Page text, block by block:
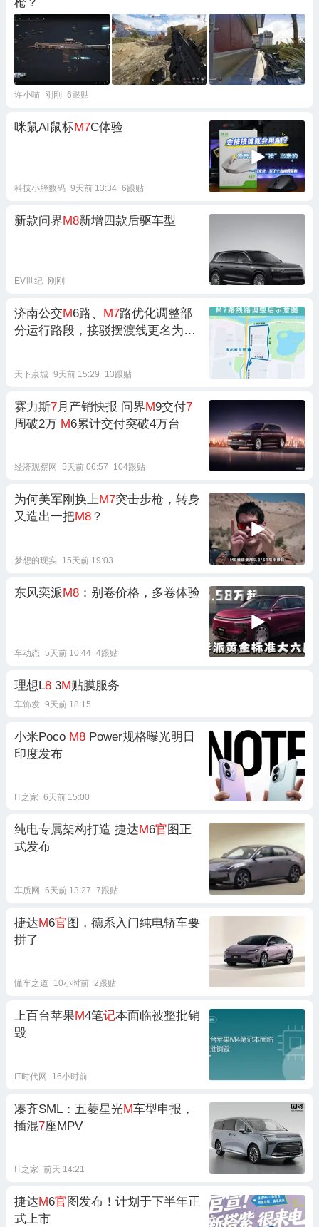
许小喵 刚刚 6跟贴
咪鼠AI鼠标M7C体验
科技小胖数码 9天前 13:34 6跟贴
新款问界M8新增四款后驱车型
EV世纪 刚刚
济南公交M6路、 M7路优化调整部
分运行路段，接驳摆渡线更名为M1
天下泉城 9天前 15:29 13跟贴
赛力斯7月产销快报 问界M9交付7
周破2万 M6累计交付突破4万台
经济观察网 5天前 06:57 104跟贴
为何美军刚换上M7突击步枪，转身
又造出一把M8 ？
梦想的现实 15天前 19:03
东风奕派M8 ：别卷价格，多卷体验
车动态 5天前 10:44 4跟贴
理想L8 3M贴膜服务
车饰发 9天前 18:15
小米Poco M8 Power规格曝光明日
印度发布
IT之家 6天前 15:00
纯电专属架构打造 捷达M6官 图正
式发布
车质网 6天前 13:27 7跟贴
捷达M6官图，德系入门纯电轿车要
拼了
懂车之道 10小时前 2跟贴
上百台苹果M4笔记本面临被整批销
毁
IT时代网 16小时前
凑齐SML：五菱星光M车型申报，
插混7座MPV
IT之家 前天 14:21
捷达M6官 图发布！计划于下半年正
式上市